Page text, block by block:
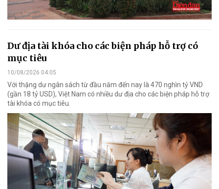
Dư địa tài khóa cho các biện pháp hỗ trợ có
mục tiêu
10/08/2026 04:05
Với thặng dư ngân sách từ đầu năm đến nay là 470 nghìn tỷ VND
(gần 18 tỷ USD), Việt Nam có nhiều dư địa cho các biện pháp hỗ trợ
tài khóa có mục tiêu.